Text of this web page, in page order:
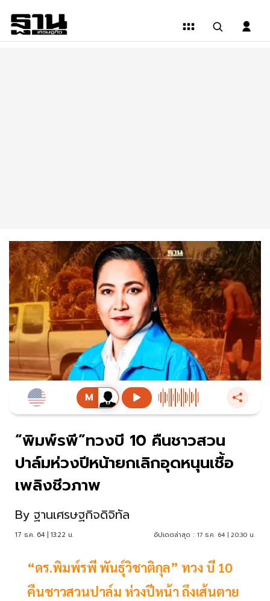
“พิมพ์รพี”ทวงบี 10 คืนชาวสวน
ปาล์มห่วงปีหน้ายกเลิกอุดหนุนเชื้อ
เพลิงชีวภาพ
By ฐานเศรษฐกิจดิจิทัล
17 ธ.ค. 64 | 13:22 น. อัปเดตล่าสุด : 17 ธ.ค. 64 | 20:30 น.
“ดร.พิมพ์รพี พันธุ์วิชาติกุล” ทวง บี 10
คืนชาวสวนปาล์ม ห่วงปีหน้า ถึงเส้นตาย